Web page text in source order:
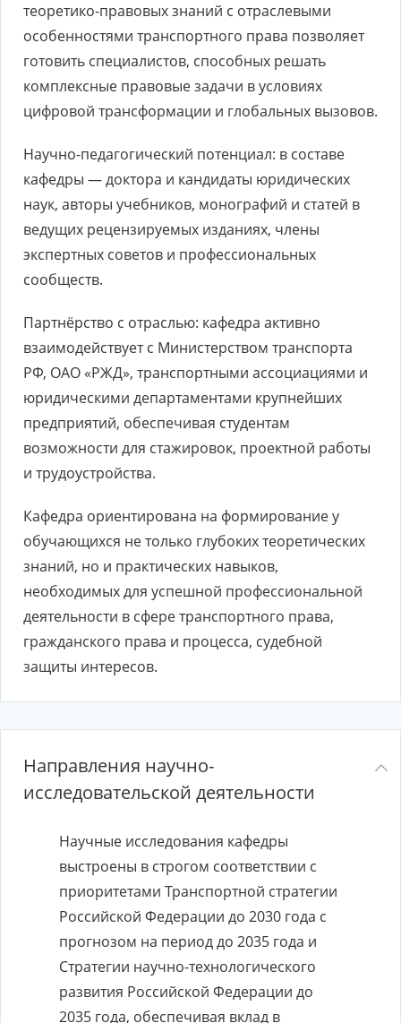
теоретико-правовых знаний с отраслевыми
особенностями транспортного права позволяет
готовить специалистов, способных решать
комплексные правовые задачи в условиях
цифровой трансформации и глобальных вызовов.
Научно-педагогический потенциал: в составе
кафедры — доктора и кандидаты юридических
наук, авторы учебников, монографий и статей в
ведущих рецензируемых изданиях, члены
экспертных советов и профессиональных
сообществ.
Партнёрство с отраслью: кафедра активно
взаимодействует с Министерством транспорта
РФ, ОАО «РЖД», транспортными ассоциациями и
юридическими департаментами крупнейших
предприятий, обеспечивая студентам
возможности для стажировок, проектной работы
и трудоустройства.
Кафедра ориентирована на формирование у
обучающихся не только глубоких теоретических
знаний, но и практических навыков,
необходимых для успешной профессиональной
деятельности в сфере транспортного права,
гражданского права и процесса, судебной
защиты интересов.
Направления научно-
исследовательской деятельности
Научные исследования кафедры
выстроены в строгом соответствии с
приоритетами Транспортной стратегии
Российской Федерации до 2030 года с
прогнозом на период до 2035 года и
Стратегии научно-технологического
развития Российской Федерации до
2035 года, обеспечивая вклад в